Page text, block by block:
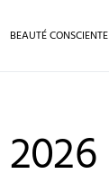
BEAUTÉ CONSCIENTE